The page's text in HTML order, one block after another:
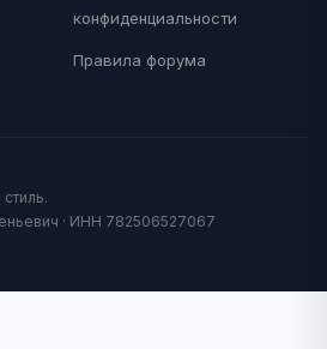
конфиденциальности
Правила форума
· ИНН 782506527067